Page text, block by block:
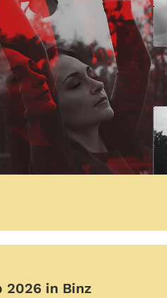
2026 in Binz